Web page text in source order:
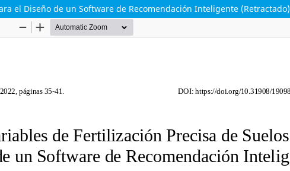
el Diseño de un Software de Recomendación Inteligente (Retractado)